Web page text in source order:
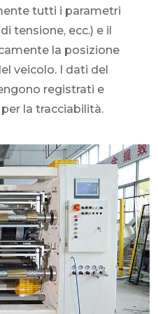
tutti i parametri
tensione, ecc.) e il
la posizione
veicolo. I dati del
registrati e
la tracciabilità.